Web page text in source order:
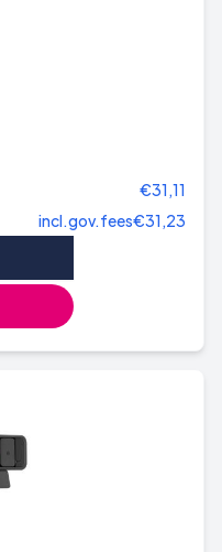
€31,11
incl.gov.fees€31,23